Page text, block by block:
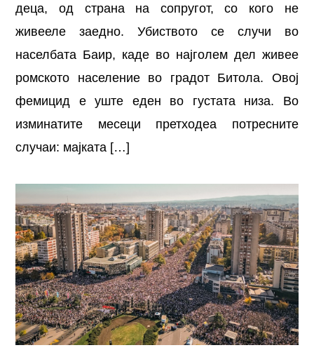
деца, од страна на сопругот, со кого не
живееле заедно. Убиството се случи во
населбата Баир, каде во најголем дел живее
ромското население во градот Битола. Овој
фемицид е уште еден во густата низа. Во
изминатите месеци претходеа потресните
случаи: мајката […]